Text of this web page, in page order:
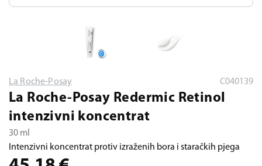
La Roche-Posay C040139
La Roche-Posay Redermic Retinol
intenzivni koncentrat
30 ml
Intenzivni koncentrat protiv izraženih bora i staračkih pjega